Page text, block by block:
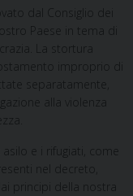
dal Consiglio dei
Paese in tema di
La stortura
improprio di
separatamente,
alla violenza
e i rifugiati, come
nel decreto,
principi della nostra